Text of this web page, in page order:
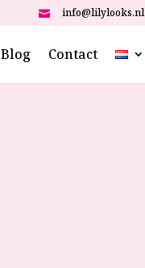
 info@lilylooks.nl
Blog Contact